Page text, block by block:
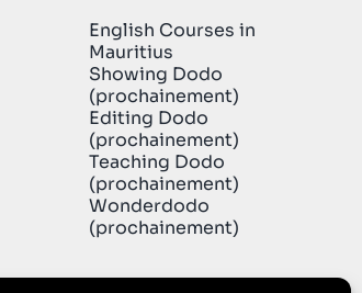
English Courses in
Mauritius
Showing Dodo
(prochainement)
Editing Dodo
(prochainement)
Teaching Dodo
(prochainement)
Wonderdodo
(prochainement)